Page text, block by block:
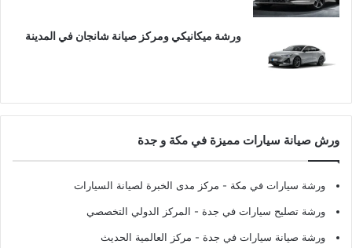
ورشة ميكانيكي ومركز صيانة شانجان في المدينة
ورش صيانة سيارات مميزة في مكة و جدة
ورشة سيارات في مكة - مركز مدى الخبرة لصيانة السيارات
ورشة تصليح سيارات في جدة - المركز الدولي التخصصي
ورشة صيانة سيارات في جدة - مركز العالمية الحديث